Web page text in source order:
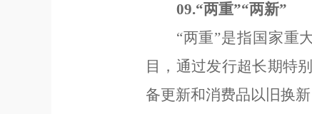
09.“两重”“两新”
“两重”是指国家重
目，通过发行超长期特
备更新和消费品以旧换